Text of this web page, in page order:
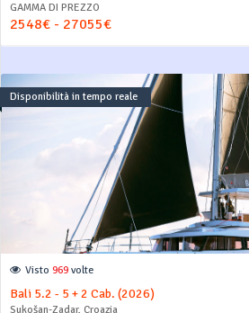
GAMMA DI PREZZO
2548€ - 27055€
Disponibilità in tempo reale
Visto 969 volte
Bali 5.2 - 5 + 2 Cab. (2026)
Sukošan-Zadar, Croazia